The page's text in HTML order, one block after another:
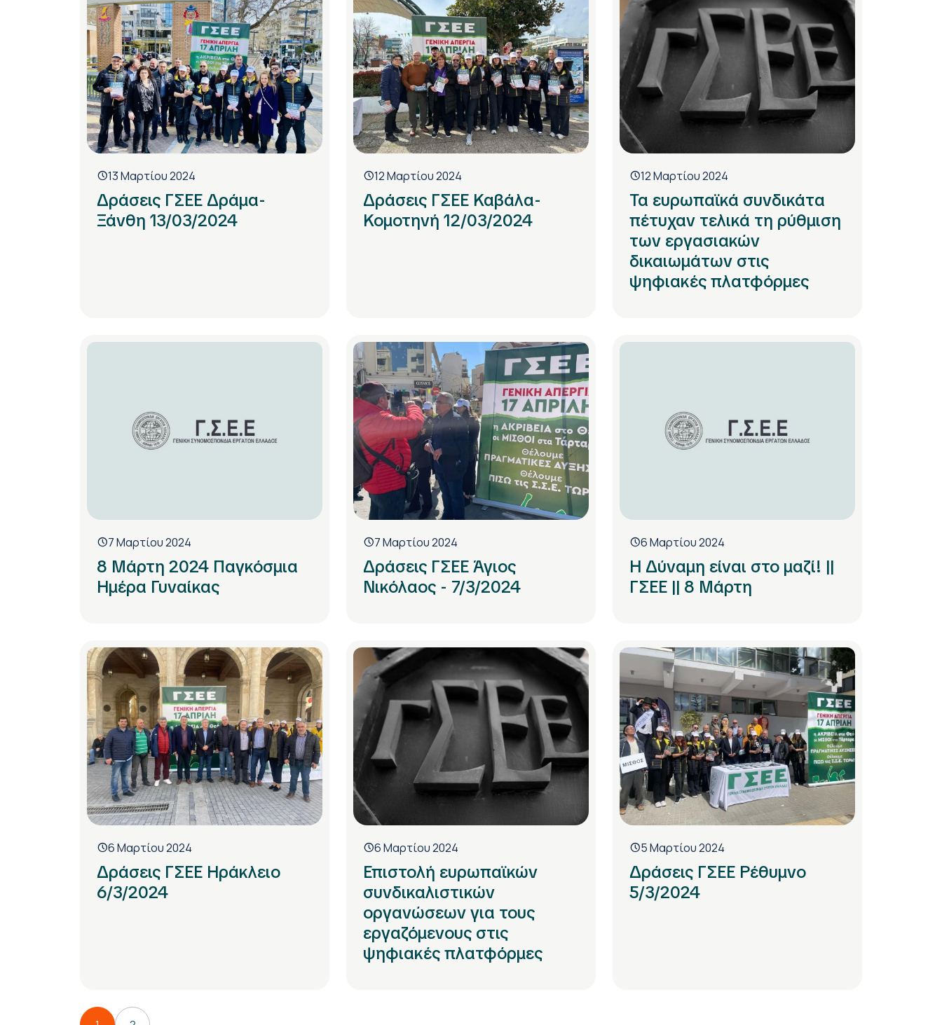
13 Μαρτίου 2024
Δράσεις ΓΣΕΕ Δράμα-
Ξάνθη 13/03/2024
12 Μαρτίου 2024
Δράσεις ΓΣΕΕ Καβάλα-
Κομοτηνή 12/03/2024
12 Μαρτίου 2024
Τα ευρωπαϊκά συνδικάτα
πέτυχαν τελικά τη ρύθμιση
των εργασιακών
δικαιωμάτων στις
ψηφιακές πλατφόρμες
7 Μαρτίου 2024
8 Μάρτη 2024 Παγκόσμια
Ημέρα Γυναίκας
7 Μαρτίου 2024
Δράσεις ΓΣΕΕ Άγιος
Νικόλαος - 7/3/2024
6 Μαρτίου 2024
Η Δύναμη είναι στο μαζί! ||
ΓΣΕΕ || 8 Μάρτη
6 Μαρτίου 2024
Δράσεις ΓΣΕΕ Ηράκλειο
6/3/2024
6 Μαρτίου 2024
Επιστολή ευρωπαϊκών
συνδικαλιστικών
οργανώσεων για τους
εργαζόμενους στις
ψηφιακές πλατφόρμες
5 Μαρτίου 2024
Δράσεις ΓΣΕΕ Ρέθυμνο
5/3/2024